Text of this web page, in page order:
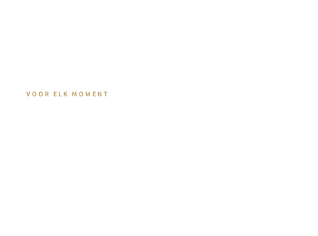
VOOR ELK MOMENT